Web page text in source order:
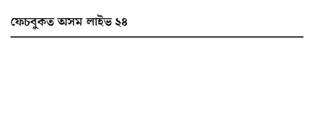
ফেচবুকত অসম লাইভ ২৪